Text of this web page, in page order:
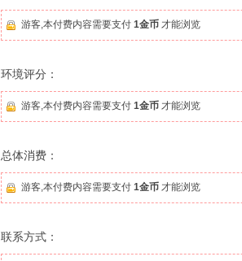
游客,本付费内容需要支付 1金币 才能浏览
环境评分：
游客,本付费内容需要支付 1金币 才能浏览
总体消费：
游客,本付费内容需要支付 1金币 才能浏览
联系方式：